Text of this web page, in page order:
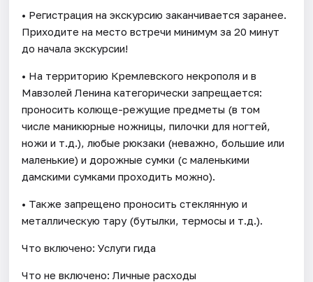
• Регистрация на экскурсию заканчивается заранее.
Приходите на место встречи минимум за 20 минут
до начала экскурсии!
• На территорию Кремлевского некрополя и в
Мавзолей Ленина категорически запрещается:
проносить колюще-режущие предметы (в том
числе маникюрные ножницы, пилочки для ногтей,
ножи и т.д.), любые рюкзаки (неважно, большие или
маленькие) и дорожные сумки (с маленькими
дамскими сумками проходить можно).
• Также запрещено проносить стеклянную и
металлическую тару (бутылки, термосы и т.д.).
Что включено: Услуги гида
Что не включено: Личные расходы